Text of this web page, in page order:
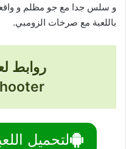
و سلس جدا مع جو مظلم و
باللعبة مع صرخات الزومبي.
لتحميل